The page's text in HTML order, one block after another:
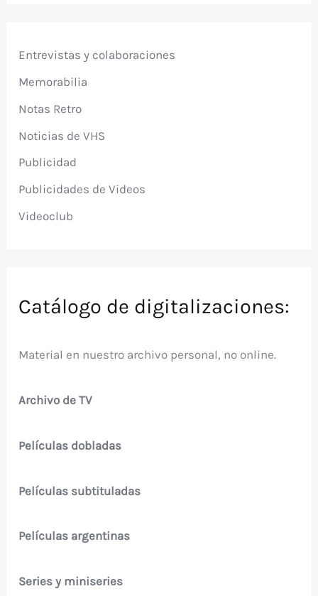
Entrevistas y colaboraciones
Memorabilia
Notas Retro
Noticias de VHS
Publicidad
Publicidades de Videos
Videoclub
Catálogo de digitalizaciones:
Material en nuestro archivo personal, no online.
Archivo de TV
Películas dobladas
Películas subtituladas
Películas argentinas
Series y miniseries